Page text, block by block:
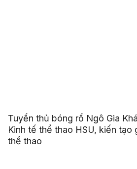
Tuyển thủ bóng rổ Ngô Gia
Kinh tế thể thao HSU, kiến tạo
thể thao